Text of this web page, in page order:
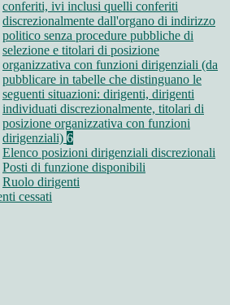
conferiti, ivi inclusi quelli conferiti
discrezionalmente dall'organo di indirizzo
politico senza procedure pubbliche di
selezione e titolari di posizione
organizzativa con funzioni dirigenziali (da
pubblicare in tabelle che distinguano le
seguenti situazioni: dirigenti, dirigenti
individuati discrezionalmente, titolari di
posizione organizzativa con funzioni
dirigenziali) 6
Elenco posizioni dirigenziali discrezionali
Posti di funzione disponibili
Ruolo dirigenti
cessati